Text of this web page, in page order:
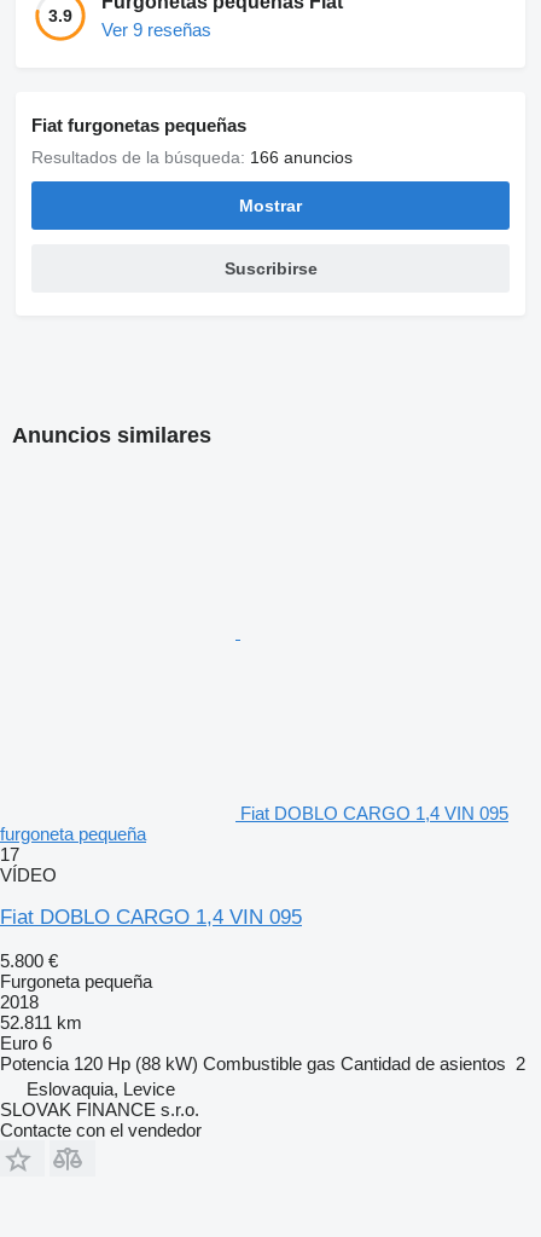
3.9
Ver 9 reseñas
Fiat furgonetas pequeñas
Resultados de la búsqueda: 166 anuncios
Mostrar
Suscribirse
Anuncios similares
Fiat DOBLO CARGO 1,4 VIN 095
furgoneta pequeña
17
VÍDEO
Fiat DOBLO CARGO 1,4 VIN 095
5.800 €
Furgoneta pequeña
2018
52.811 km
Euro 6
Potencia 120 Hp (88 kW) Combustible gas Cantidad de asientos 2
Eslovaquia, Levice
SLOVAK FINANCE s.r.o.
Contacte con el vendedor